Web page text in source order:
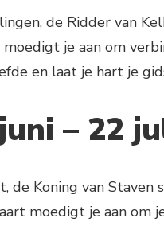
de Ridder van
je aan om
en laat je hart je
– 22
de Koning van Staven
moedigt je aan